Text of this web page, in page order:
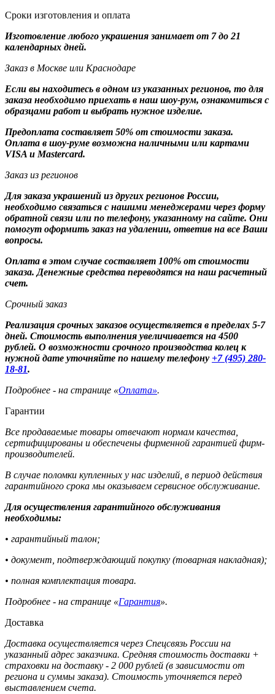
Сроки изготовления и оплата
Изготовление любого украшения занимает от 7 до 21
календарных дней.
Заказ в Москве или Краснодаре
Если вы находитесь в одном из указанных регионов, то для
заказа необходимо приехать в наш шоу-рум, ознакомиться с
образцами работ и выбрать нужное изделие.
Предоплата составляет 50% от стоимости заказа.
Оплата в шоу-руме возможна наличными или картами
VISA и Mastercard.
Заказ из регионов
Для заказа украшений из других регионов России,
необходимо связаться с нашими менеджерами через форму
обратной связи или по телефону, указанному на сайте. Они
помогут оформить заказ на удалении, ответив на все Ваши
вопросы.
Оплата в этом случае составляет 100% от стоимости
заказа. Денежные средства переводятся на наш расчетный
счет.
Срочный заказ
Реализация срочных заказов осуществляется в пределах 5-7
дней. Стоимость выполнения увеличивается на 4500
рублей. О возможности срочного производства колец к
нужной дате уточняйте по нашему телефону +7 (495) 280-
18-81.
Подробнее - на странице «Оплата».
Гарантии
Все продаваемые товары отвечают нормам качества,
сертифицированы и обеспечены фирменной гарантией фирм-
производителей.
В случае поломки купленных у нас изделий, в период действия
гарантийного срока мы оказываем сервисное обслуживание.
Для осуществления гарантийного обслуживания
необходимы:
• гарантийный талон;
• документ, подтверждающий покупку (товарная накладная);
• полная комплектация товара.
Подробнее - на странице «Гарантия».
Доставка
Доставка осуществляется через Спецсвязь России на
указанный адрес заказчика. Средняя стоимость доставки +
страховки на доставку - 2 000 рублей (в зависимости от
региона и суммы заказа). Стоимость уточняется перед
выставлением счета.